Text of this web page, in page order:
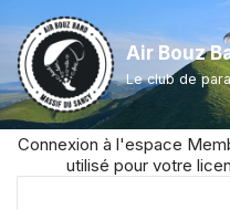
Aller
au
contenu
Air Bouz
Le club de
Connexion à l'espace
utilisé pour votre